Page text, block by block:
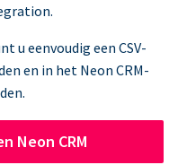
u eenvoudig een CSV-
en in het Neon CRM-
Neon CRM